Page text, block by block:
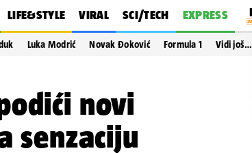
LIFE&STYLE VIRAL SCI/TECH EXPRESS
Luka Modrić Novak Đoković Formula 1 Vidi još…
novi
senzaciju